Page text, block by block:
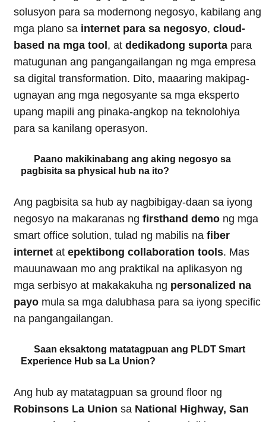
solusyon para sa modernong negosyo, kabilang ang
mga plano sa internet para sa negosyo, cloud-
based na mga tool, at dedikadong suporta para
matugunan ang pangangailangan ng mga empresa
sa digital transformation. Dito, maaaring makipag-
ugnayan ang mga negosyante sa mga eksperto
upang mapili ang pinaka-angkop na teknolohiya
para sa kanilang operasyon.
Paano makikinabang ang aking negosyo sa
pagbisita sa physical hub na ito?
Ang pagbisita sa hub ay nagbibigay-daan sa iyong
negosyo na makaranas ng firsthand demo ng mga
smart office solution, tulad ng mabilis na fiber
internet at epektibong collaboration tools. Mas
mauunawaan mo ang praktikal na aplikasyon ng
mga serbisyo at makakakuha ng personalized na
payo mula sa mga dalubhasa para sa iyong specific
na pangangailangan.
Saan eksaktong matatagpuan ang PLDT Smart
Experience Hub sa La Union?
Ang hub ay matatagpuan sa ground floor ng
Robinsons La Union sa National Highway, San